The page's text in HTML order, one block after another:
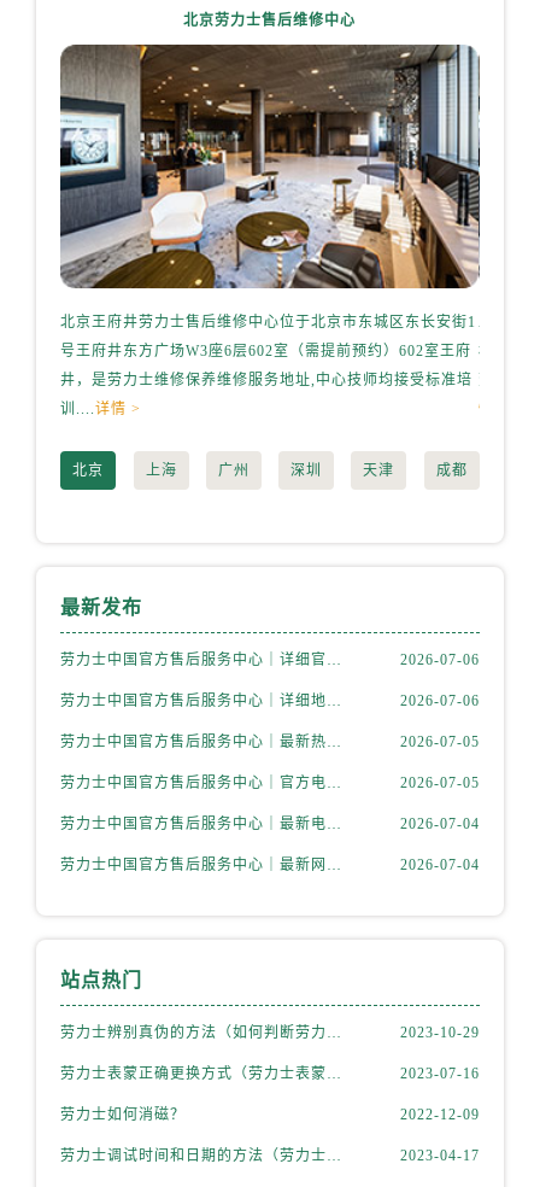
天津市和平区赤峰道136号天津国际金融中心26层2603室劳力士售后服务中心（需提前预约）
安徽省马鞍山市雨山区湖南西路劳力士售后服务中心（需提前预约）
北京劳力士售后维修中心
北京王府井劳力士售后维修中心位于北京市东城区东长安街1
号王府井东方广场W3座6层602室（需提前预约）602室王府
井，是劳力士维修保养维修服务地址,中心技师均接受标准培
训....详情 >
桥路3号
劳力士
情 >
北京 上海 广州 深圳 天津 成都
最新发布
劳力士中国官方售后服务中心｜详细官方热线及维修地址权威信息通知（2026年7月最新） 2026-07-06
劳力士中国官方售后服务中心｜详细地址及售后服务电话权威信息通知（2026年7月最新） 2026-07-06
劳力士中国官方售后服务中心｜最新热线和详细网点地址权威信息通告（2026年7月最新） 2026-07-05
劳力士中国官方售后服务中心｜官方电话和完整维修地址权威信息通知（2026年7月最新） 2026-07-05
劳力士中国官方售后服务中心｜最新电话和详细维修地址权威信息通告（2026年7月最新） 2026-07-04
劳力士中国官方售后服务中心｜最新网点地址及电话权威信息声明（2026年7月最新） 2026-07-04
站点热门
劳力士辨别真伪的方法（如何判断劳力士的真假） 2023-10-29
劳力士表蒙正确更换方式（劳力士表蒙更换知识） 2023-07-16
劳力士如何消磁？ 2022-12-09
劳力士调试时间和日期的方法（劳力士该如何调试） 2023-04-17